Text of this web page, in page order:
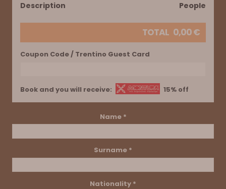
Description People
TOTAL 0,00€
Coupon Code / Trentino Guest Card
Book and you will receive: 15% off
Name *
Surname *
Nationality *